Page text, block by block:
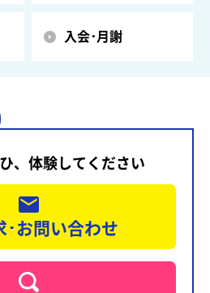
入会･月謝
、体験してください
･お問い合わせ